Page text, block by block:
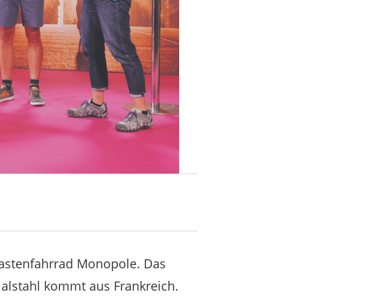
Monopole. Das
kommt aus Frankreich.